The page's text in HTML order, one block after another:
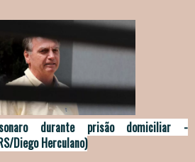
durante prisão domiciliar -
Diego Herculano)